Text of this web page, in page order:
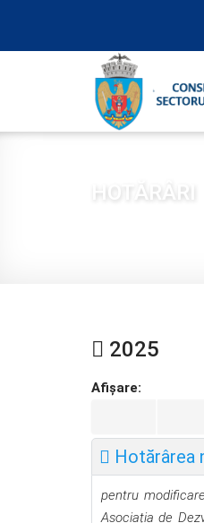
HOTĂRÂRI
2025
Afișare:
Hotărârea
pentru
Asociația de